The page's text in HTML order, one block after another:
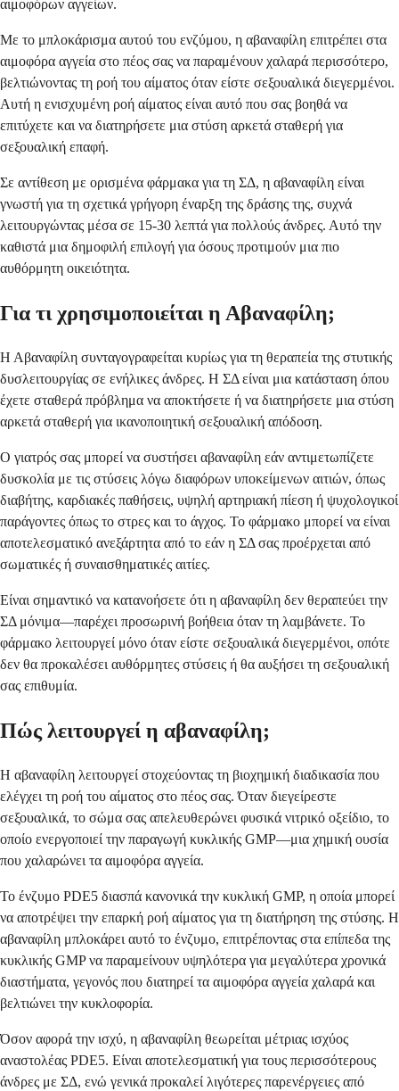
αιμοφόρων αγγείων.
Με το μπλοκάρισμα αυτού του ενζύμου, η αβαναφίλη επιτρέπει στα
αιμοφόρα αγγεία στο πέος σας να παραμένουν χαλαρά περισσότερο,
βελτιώνοντας τη ροή του αίματος όταν είστε σεξουαλικά διεγερμένοι.
Αυτή η ενισχυμένη ροή αίματος είναι αυτό που σας βοηθά να
επιτύχετε και να διατηρήσετε μια στύση αρκετά σταθερή για
σεξουαλική επαφή.
Σε αντίθεση με ορισμένα φάρμακα για τη ΣΔ, η αβαναφίλη είναι
γνωστή για τη σχετικά γρήγορη έναρξη της δράσης της, συχνά
λειτουργώντας μέσα σε 15-30 λεπτά για πολλούς άνδρες. Αυτό την
καθιστά μια δημοφιλή επιλογή για όσους προτιμούν μια πιο
αυθόρμητη οικειότητα.
Για τι χρησιμοποιείται η Αβαναφίλη;
Η Αβαναφίλη συνταγογραφείται κυρίως για τη θεραπεία της στυτικής
δυσλειτουργίας σε ενήλικες άνδρες. Η ΣΔ είναι μια κατάσταση όπου
έχετε σταθερά πρόβλημα να αποκτήσετε ή να διατηρήσετε μια στύση
αρκετά σταθερή για ικανοποιητική σεξουαλική απόδοση.
Ο γιατρός σας μπορεί να συστήσει αβαναφίλη εάν αντιμετωπίζετε
δυσκολία με τις στύσεις λόγω διαφόρων υποκείμενων αιτιών, όπως
διαβήτης, καρδιακές παθήσεις, υψηλή αρτηριακή πίεση ή ψυχολογικοί
παράγοντες όπως το στρες και το άγχος. Το φάρμακο μπορεί να είναι
αποτελεσματικό ανεξάρτητα από το εάν η ΣΔ σας προέρχεται από
σωματικές ή συναισθηματικές αιτίες.
Είναι σημαντικό να κατανοήσετε ότι η αβαναφίλη δεν θεραπεύει την
ΣΔ μόνιμα—παρέχει προσωρινή βοήθεια όταν τη λαμβάνετε. Το
φάρμακο λειτουργεί μόνο όταν είστε σεξουαλικά διεγερμένοι, οπότε
δεν θα προκαλέσει αυθόρμητες στύσεις ή θα αυξήσει τη σεξουαλική
σας επιθυμία.
Πώς λειτουργεί η αβαναφίλη;
Η αβαναφίλη λειτουργεί στοχεύοντας τη βιοχημική διαδικασία που
ελέγχει τη ροή του αίματος στο πέος σας. Όταν διεγείρεστε
σεξουαλικά, το σώμα σας απελευθερώνει φυσικά νιτρικό οξείδιο, το
οποίο ενεργοποιεί την παραγωγή κυκλικής GMP—μια χημική ουσία
που χαλαρώνει τα αιμοφόρα αγγεία.
Το ένζυμο PDE5 διασπά κανονικά την κυκλική GMP, η οποία μπορεί
να αποτρέψει την επαρκή ροή αίματος για τη διατήρηση της στύσης. Η
αβαναφίλη μπλοκάρει αυτό το ένζυμο, επιτρέποντας στα επίπεδα της
κυκλικής GMP να παραμείνουν υψηλότερα για μεγαλύτερα χρονικά
διαστήματα, γεγονός που διατηρεί τα αιμοφόρα αγγεία χαλαρά και
βελτιώνει την κυκλοφορία.
Όσον αφορά την ισχύ, η αβαναφίλη θεωρείται μέτριας ισχύος
αναστολέας PDE5. Είναι αποτελεσματική για τους περισσότερους
άνδρες με ΣΔ, ενώ γενικά προκαλεί λιγότερες παρενέργειες από